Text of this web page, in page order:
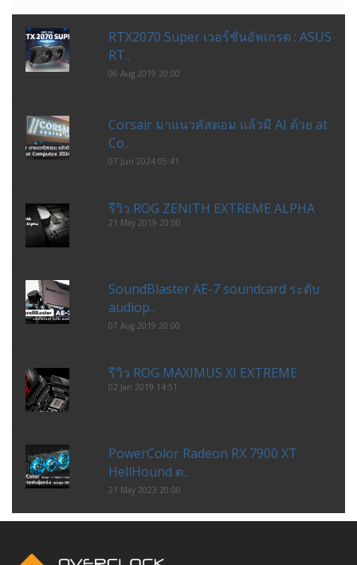
RTX2070 Super เวอร์ชั่นอัพเกรด : ASUS
RT..
06 Aug 2019 20:00
Corsair มาแนวคัสตอม แล้วมี AI ด้วย at
Co..
07 Jun 2024 05:41
รีวิว ROG ZENITH EXTREME ALPHA
21 May 2019 20:00
SoundBlaster AE-7 soundcard ระดับ
audiop..
07 Aug 2019 20:00
รีวิว ROG MAXIMUS XI EXTREME
02 Jan 2019 14:51
PowerColor Radeon RX 7900 XT
HellHound ต..
21 May 2023 20:00